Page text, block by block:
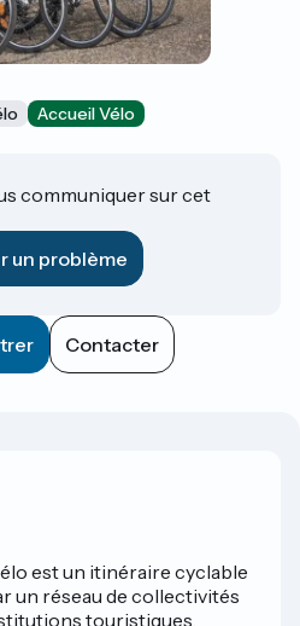
Accueil Vélo
communiquer sur cet
un problème
Contacter
est un itinéraire cyclable
un réseau de collectivités
touristiques.